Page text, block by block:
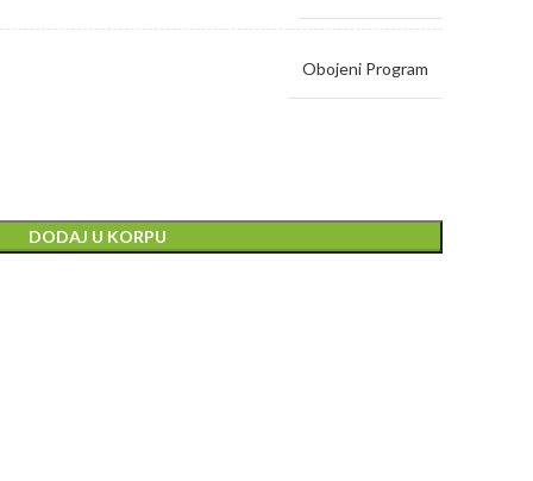
Obojeni Program
DODAJ U KORPU